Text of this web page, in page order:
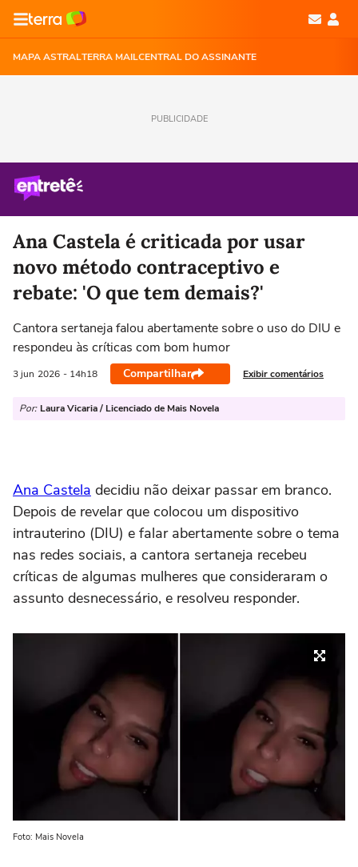
MAPA ASTRALTERRA MAILCENTRAL DO ASSINANTE
PUBLICIDADE
Ana Castela é criticada por usar
novo método contraceptivo e
rebate: 'O que tem demais?'
Cantora sertaneja falou abertamente sobre o uso do DIU e
respondeu às críticas com bom humor
3 jun 2026 - 14h18 Compartilhar Exibir comentários
Por: Laura Vicaria / Licenciado de Mais Novela
Ana Castela decidiu não deixar passar em branco.
Depois de revelar que colocou um dispositivo
intrauterino (DIU) e falar abertamente sobre o tema
nas redes sociais, a cantora sertaneja recebeu
críticas de algumas mulheres que consideraram o
assunto desnecessário, e resolveu responder.
Foto: Mais Novela